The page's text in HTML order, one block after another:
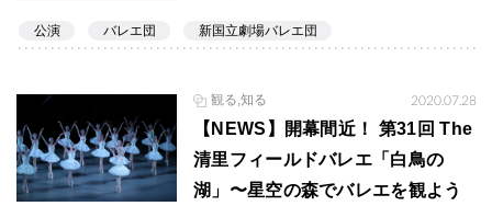
公演 バレエ団 新国立劇場バレエ団
観る,知る 2020.07.28
【NEWS】開幕間近！ 第31回 The
清里フィールドバレエ「白鳥の
湖」〜星空の森でバレエを観よう